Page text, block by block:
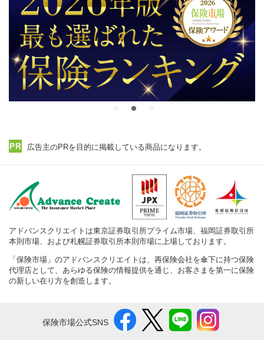
広告主のPRを目的に掲載している商品になります。
アドバンスクリエイトは東京証券取引所プライム市場、福岡証券取引所
本則市場、および札幌証券取引所本則市場に上場しております。
「保険市場」のアドバンスクリエイトは、再保険会社を傘下に持つ保険
代理店として、あらゆる保険の情報提供を通じ、お客さまを第一に保険
の新しい在り方を創造します。
保険市場公式SNS